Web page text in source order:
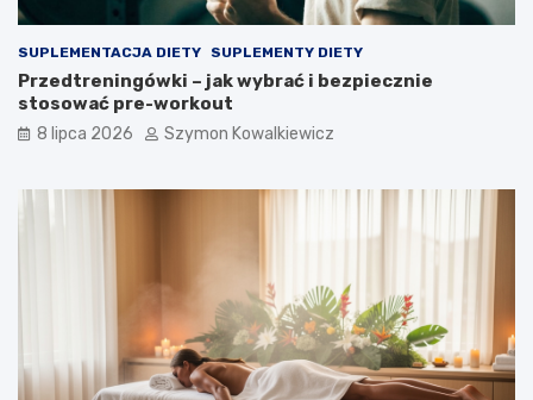
SUPLEMENTACJA DIETY SUPLEMENTY DIETY
Przedtreningówki – jak wybrać i bezpiecznie
stosować pre-workout
8 lipca 2026 Szymon Kowalkiewicz